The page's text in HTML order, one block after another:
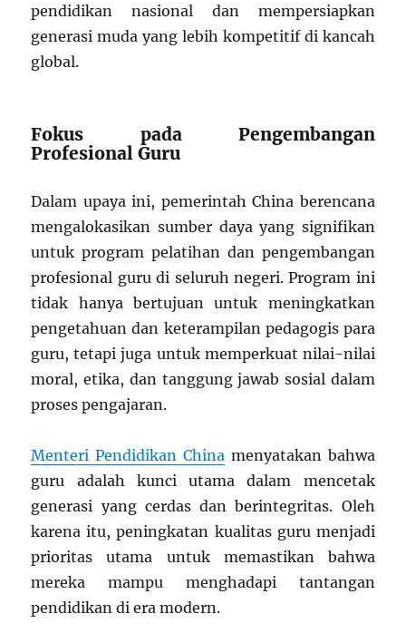
pendidikan nasional dan mempersiapkan
generasi muda yang lebih kompetitif di kancah
global.
Fokus pada Pengembangan
Profesional Guru
Dalam upaya ini, pemerintah China berencana
mengalokasikan sumber daya yang signifikan
untuk program pelatihan dan pengembangan
profesional guru di seluruh negeri. Program ini
tidak hanya bertujuan untuk meningkatkan
pengetahuan dan keterampilan pedagogis para
guru, tetapi juga untuk memperkuat nilai-nilai
moral, etika, dan tanggung jawab sosial dalam
proses pengajaran.
Menteri Pendidikan China menyatakan bahwa
guru adalah kunci utama dalam mencetak
generasi yang cerdas dan berintegritas. Oleh
karena itu, peningkatan kualitas guru menjadi
prioritas utama untuk memastikan bahwa
mereka mampu menghadapi tantangan
pendidikan di era modern.